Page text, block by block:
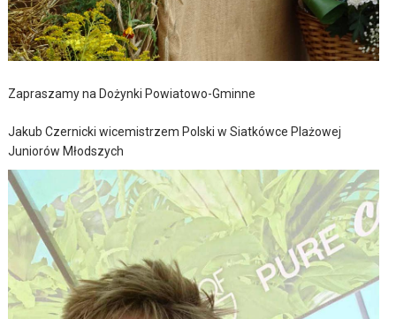
Zapraszamy na Dożynki Powiatowo-Gminne
Jakub Czernicki wicemistrzem Polski w Siatkówce Plażowej
Juniorów Młodszych